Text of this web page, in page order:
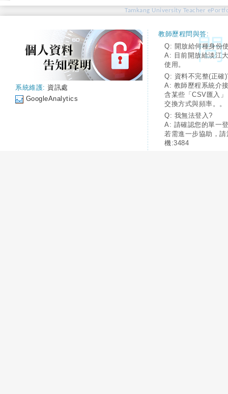
Tamkang University Teacher
系統維護: 資訊處
GoogleAnalytics
教師歷程問與答:
Q: 開放給何種身份
A: 目前開放給淡江
使用。
Q: 資料不完整(正確
A: 教師歷程系統介
含某些「CSV匯入
交換方式與頻率。。
Q: 我無法登入?
A: 請確認您的單一
若需進一步協助，
機:3484